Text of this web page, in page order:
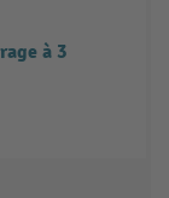
à 3